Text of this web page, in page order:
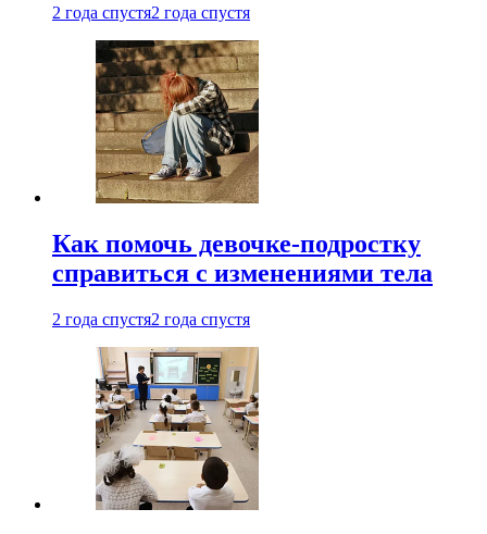
2 года спустя2 года спустя
Как помочь девочке-подростку
справиться с изменениями тела
2 года спустя2 года спустя